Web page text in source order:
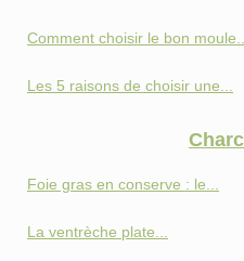
Comment choisir le bon moule...
Les 5 raisons de choisir une...
Foie gras en conserve : le...
La ventrèche plate...